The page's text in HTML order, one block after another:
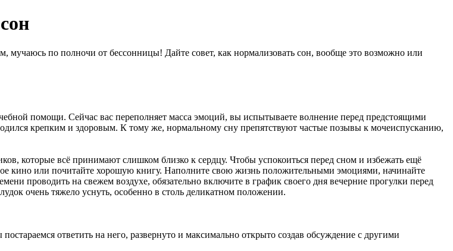
мучаюсь по полночи от бессонницы! Дайте совет, как нормализовать сон, вообще это возможно или
помощи. Сейчас вас переполняет масса эмоций, вы испытываете волнение перед предстоящими
крепким и здоровым. К тому же, нормальному сну препятствуют частые позывы к мочеиспусканию,
которые всё принимают слишком близко к сердцу. Чтобы успокоиться перед сном и избежать ещё
кино или почитайте хорошую книгу. Наполните свою жизнь положительными эмоциями, начинайте
проводить на свежем воздухе, обязательно включите в график своего дня вечерние прогулки перед
очень тяжело уснуть, особенно в столь деликатном положении.
ответить на него, развернуто и максимально открыто создав обсуждение с другими